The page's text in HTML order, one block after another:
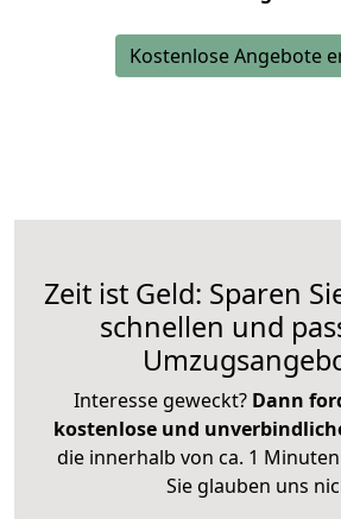
Kostenlose Angebote
Zeit ist Geld: Sparen
schnellen und
Interesse geweckt? Dann
kostenlose und
die innerhalb von ca. 1
Sie glauben uns